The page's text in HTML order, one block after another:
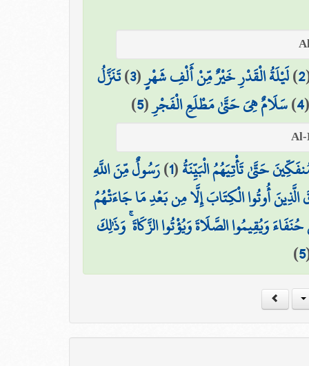
2
)لَيْلَةُ الْقَدْرِ خَيْرٌ مِّنْ أَلْفِ شَهْرٍ(
3
)تَنَزَّلُ
4
)سَلَامٌ هِيَ حَتَّىٰ مَطْلَعِ الْفَجْرِ(
5
)
حَتَّىٰ تَأْتِيَهُمُ الْبَيِّنَةُ(
1
)رَسُولٌ مِّنَ اللَّهِ
الَّذِينَ أُوتُوا الْكِتَابَ إِلَّا مِن بَعْدِ مَا جَاءَتْهُمُ
وَيُقِيمُوا الصَّلَاةَ وَيُؤْتُوا الزَّكَاةَ ۚ وَذَٰلِكَ
5
)